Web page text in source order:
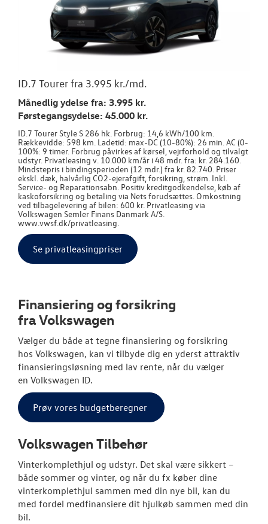
ID.7 Tourer fra 3.995 kr./md.
Månedlig ydelse fra: 3.995 kr.
Førstegangsydelse: 45.000 kr.
ID.7 Tourer Style S 286 hk. Forbrug: 14,6 kWh/100 km.
Rækkevidde: 598 km. Ladetid: max-DC (10-80%): 26 min. AC (0-
100%: 9 timer. Forbrug påvirkes af kørsel, vejrforhold og tilvalgt
udstyr. Privatleasing v. 10.000 km/år i 48 mdr. fra: kr. 284.160.
Mindstepris i bindingsperioden (12 mdr.) fra kr. 82.740. Priser
ekskl. dæk, halvårlig CO2-ejerafgift, forsikring, strøm. Inkl.
Service- og Reparationsabn. Positiv kreditgodkendelse, køb af
kaskoforsikring og betaling via Nets forudsættes. Omkostning
ved tilbagelevering af bilen: 600 kr. Privatleasing via
Volkswagen Semler Finans Danmark A/S.
www.vwsf.dk/privatleasing.
Se privatleasingpriser
Finansiering og forsikring
fraVolkswagen
Vælger du både at tegne finansiering og forsikring
hos Volkswagen, kan vi tilbyde dig en yderst attraktiv
finansieringsløsning med lav rente, når du vælger
en Volkswagen ID.
Prøv vores budgetberegner
Volkswagen Tilbehør
Vinterkomplethjul og udstyr. Det skal være sikkert –
både sommer og vinter, og når du fx køber dine
vinterkomplethjul sammen med din nye bil, kan du
med fordel medfinansiere dit hjulkøb sammen med din
bil.